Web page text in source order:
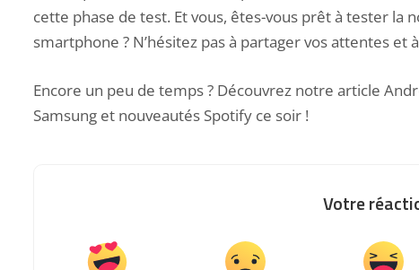
cette phase de test. Et vous, êtes-vous prêt à tester la
smartphone ? N’hésitez pas à partager vos attentes
Encore un peu de temps ? Découvrez notre article
Samsung et nouveautés Spotify ce soir !
Votre